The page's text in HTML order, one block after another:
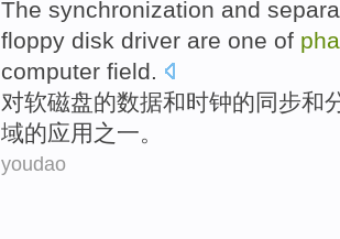
The synchronization and
floppy disk driver are one of
computer field.
对软磁盘的数据和时钟的同步和
域的应用 之一。
youdao